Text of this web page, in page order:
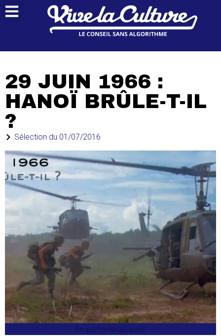
29 JUIN 1966 :
HANOÏ BRÛLE-T-IL
?
Sélection du 01/07/2016
En partenariat avec